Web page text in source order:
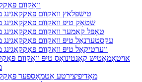
וואַקוום
טישפּלאַץ וואַקוום פּאַקקאַגינג
שטאָק טיפּ וואַקוום פּאַקקאַגינג
טאָפּל קאַמער וואַקוום פּאַקקאַגינג
עקסטערנאַל טיפּ וואַקוום פּאַקקאַגינג
ווערטיקאַל טיפּ וואַקוום פּאַקקאַגינג
אויטאָמאַטיש קאָנטינואַס טיפּ וואַקוום
מאָדיפיצירטע אַטמאָספער